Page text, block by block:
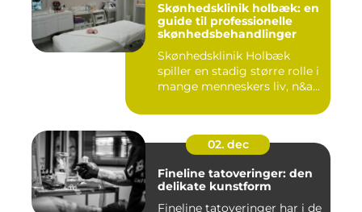
Skønhedsklinik holbæk: en
guide til professionelle
skønhedsbehandlinger
Skønhedsklinik Holbæk
spiller en stadig større rolle i
mange menneskers liv, n&a...
02. dec
Fineline tatoveringer: den
delikate kunstform
Fineline tatoveringer har i de